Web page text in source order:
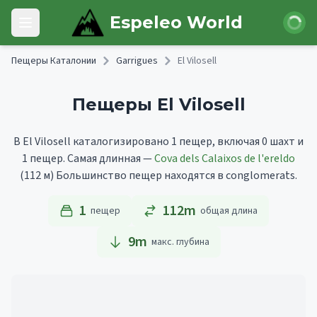
Skip to main content
Open main menu Espeleo World Войти
Пещеры Каталонии Garrigues El Vilosell
Пещеры El Vilosell
В El Vilosell каталогизировано 1 пещер, включая 0 шахт и
1 пещер.Самая длинная —Cova dels Calaixos de l'ereldo
(112 м) Большинство пещер находятся в conglomerats.
1 пещер 112m общая длина
9m макс. глубина